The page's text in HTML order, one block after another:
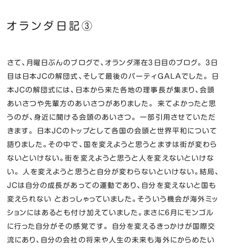
オランダ日記③
さて、月曜日ぶんのブログで、オランダ滞在３日目のブログ。 ３日
目は日本JCの解団式、そして最後のパーティGALAでした。 日
本JCの解団式には、日本から来た各地の理事長が集まり、会頭
あいさつや先輩方のあいさつがありました。 来てよかったと思
うのが、身近に聞ける会頭のあいさつ。 一部引用させていただ
きます。 日本JCのトップとして各国の会頭と世界平和について
語りました。その中で、国を変えようと思うとまずは街が変わら
ないといけない。街を変えようと思うと人を変えないといけな
い。 人を変えようと思うと自分が変わらないといけない。結局、
JCは自分の成長があっての運動であり、自分を変えないと国も
変えられない とおっしゃっていました。そういう機会が海外ミッ
ションにはあるとも付け加えていました。まさに６月にモンゴル
に行った自分がその感覚です。 自分を変えるきっかけが国際交
流にあり、自分の会社の将来や人生の未来も海外にからめたい